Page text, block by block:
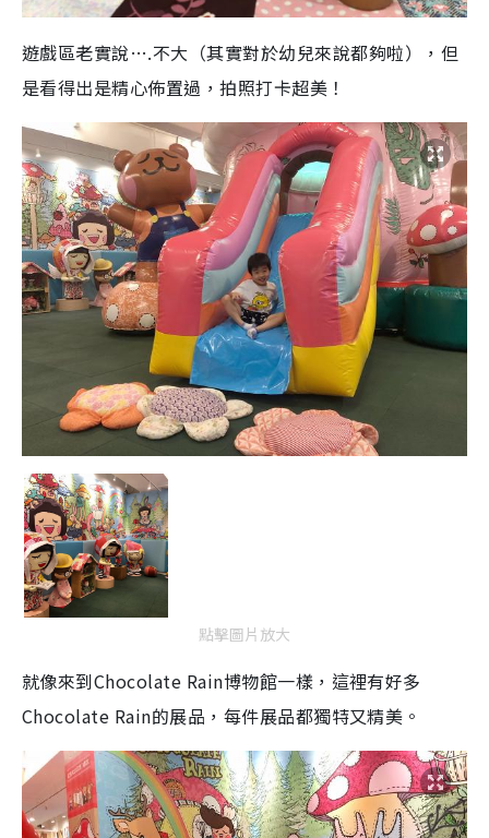
遊戲區老實說….不大（其實對於幼兒來說都夠啦），但
是看得出是精心佈置過，拍照打卡超美！
點擊圖片放大
就像來到Chocolate Rain博物館一樣，這裡有好多
Chocolate Rain的展品，每件展品都獨特又精美。